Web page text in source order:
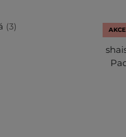
3
AKCE